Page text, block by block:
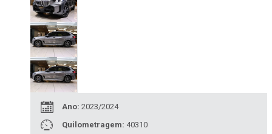
Ano: 2023/2024
Quilometragem: 40310